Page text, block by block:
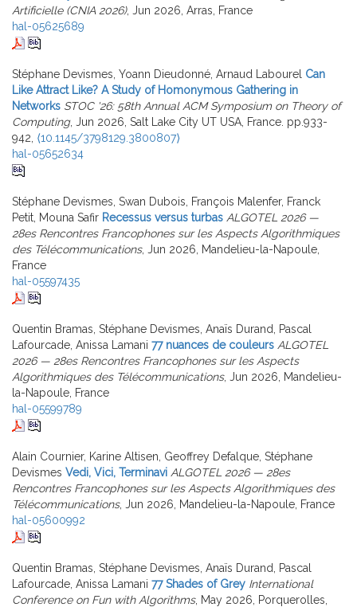
Artificielle (CNIA 2026), Jun 2026, Arras, France
hal-05625689
Stéphane Devismes, Yoann Dieudonné, Arnaud Labourel Can
Like Attract Like? A Study of Homonymous Gathering in
Networks STOC '26: 58th Annual ACM Symposium on Theory of
Computing, Jun 2026, Salt Lake City UT USA, France. pp.933-
942, ⟨10.1145/3798129.3800807⟩
hal-05652634
Stéphane Devismes, Swan Dubois, François Malenfer, Franck
Petit, Mouna Safir Recessus versus turbas ALGOTEL 2026 —
28es Rencontres Francophones sur les Aspects Algorithmiques
des Télécommunications, Jun 2026, Mandelieu-la-Napoule,
France
hal-05597435
Quentin Bramas, Stéphane Devismes, Anaïs Durand, Pascal
Lafourcade, Anissa Lamani 77 nuances de couleurs ALGOTEL
2026 — 28es Rencontres Francophones sur les Aspects
Algorithmiques des Télécommunications, Jun 2026, Mandelieu-
la-Napoule, France
hal-05599789
Alain Cournier, Karine Altisen, Geoffrey Defalque, Stéphane
Devismes Vedi, Vici, Terminavi ALGOTEL 2026 — 28es
Rencontres Francophones sur les Aspects Algorithmiques des
Télécommunications, Jun 2026, Mandelieu-la-Napoule, France
hal-05600992
Quentin Bramas, Stéphane Devismes, Anaïs Durand, Pascal
Lafourcade, Anissa Lamani 77 Shades of Grey International
Conference on Fun with Algorithms, May 2026, Porquerolles,